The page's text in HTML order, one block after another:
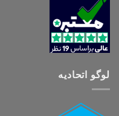
لوگو اتحادیه